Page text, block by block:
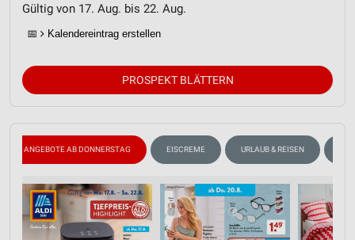
Gültig von 17. Aug. bis 22. Aug.
📅 Kalendereintrag erstellen
PROSPEKT BLÄTTERN
ANGEBOTE AB DONNERSTAG EISCREME URLAUB & REISEN